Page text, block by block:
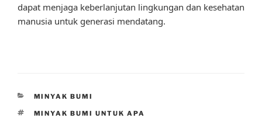
dapat menjaga keberlanjutan lingkungan dan kesehatan
manusia untuk generasi mendatang.
CATEGORIES
MINYAK BUMI
TAGS
MINYAK BUMI UNTUK APA